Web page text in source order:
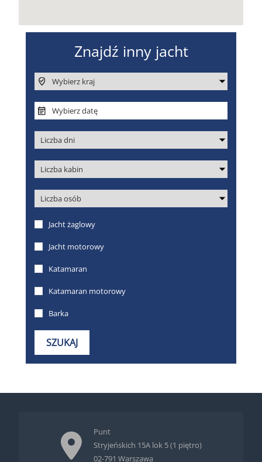
Punt
Stryjeńskich 15A lok 5 (1 piętro)
02-791 Warszawa